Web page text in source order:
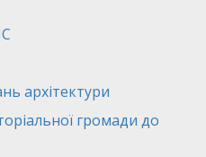
архітектури
громади до